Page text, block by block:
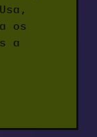
os
a